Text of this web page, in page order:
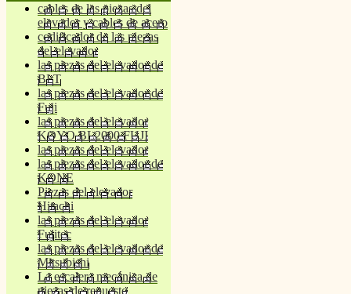
cables de las piezas del
elevador y cables de acero
codificador de las piezas
del elevador
las piezas del elevador de
BLT
las piezas del elevador de
Fuji
las piezas del elevador
KOYO BL2000 FUJI
las piezas del elevador
las piezas del elevador de
KONE
Piezas del elevador
Hitachi
las piezas del elevador
Fujitec
las piezas del elevador de
Mitsubishi
La escalera mecánica de
piezas de repuesto